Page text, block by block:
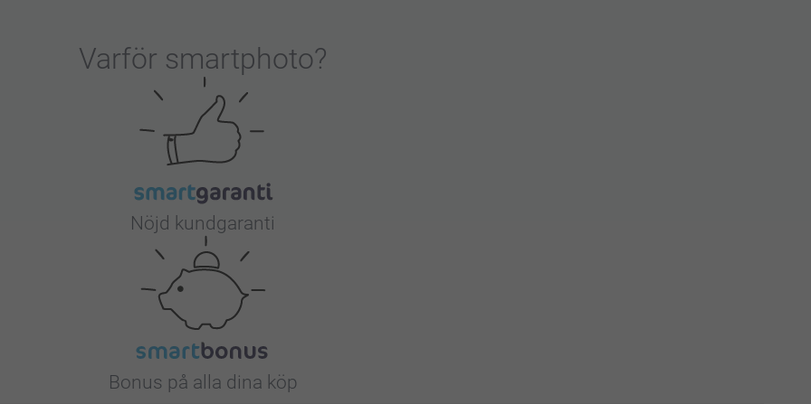
Varför smartphoto?
Nöjd kundgaranti
Bonus på alla dina köp